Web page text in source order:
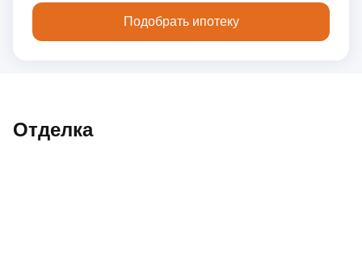
Подобрать ипотеку
Отделка